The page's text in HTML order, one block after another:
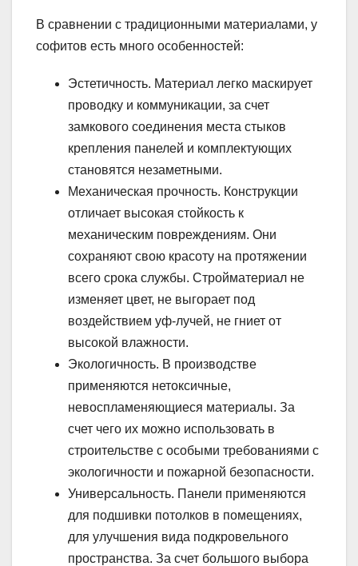
В сравнении с традиционными материалами, у
софитов есть много особенностей:
Эстетичность. Материал легко маскирует
проводку и коммуникации, за счет
замкового соединения места стыков
крепления панелей и комплектующих
становятся незаметными.
Механическая прочность. Конструкции
отличает высокая стойкость к
механическим повреждениям. Они
сохраняют свою красоту на протяжении
всего срока службы. Стройматериал не
изменяет цвет, не выгорает под
воздействием уф-лучей, не гниет от
высокой влажности.
Экологичность. В производстве
применяются нетоксичные,
невоспламеняющиеся материалы. За
счет чего их можно использовать в
строительстве с особыми требованиями с
экологичности и пожарной безопасности.
Универсальность. Панели применяются
для подшивки потолков в помещениях,
для улучшения вида подкровельного
пространства. За счет большого выбора